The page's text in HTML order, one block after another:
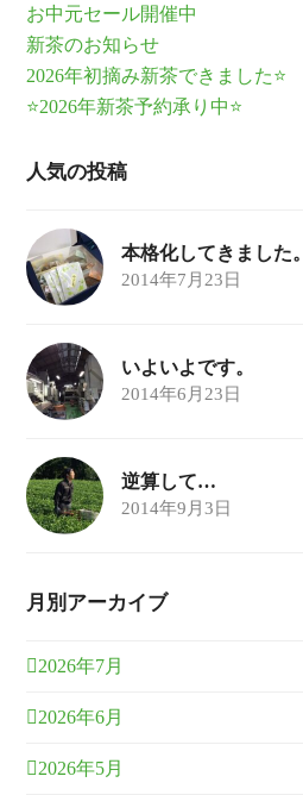
お中元セール開催中
新茶のお知らせ
2026年初摘み新茶できました⭐
⭐2026年新茶予約承り中⭐
人気の投稿
本格化してきました。
2014年7月23日
いよいよです。
2014年6月23日
逆算して…
2014年9月3日
月別アーカイブ
2026年7月
2026年6月
2026年5月